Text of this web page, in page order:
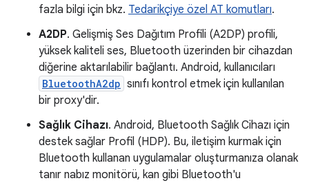
fazla bilgi için bkz. Tedarikçiye özel AT komutları.
A2DP. Gelişmiş Ses Dağıtım Profili (A2DP) profili,
yüksek kaliteli ses, Bluetooth üzerinden bir cihazdan
diğerine aktarılabilir bağlantı. Android, kullanıcıları
BluetoothA2dp sınıfı kontrol etmek için kullanılan
bir proxy'dir.
Sağlık Cihazı. Android, Bluetooth Sağlık Cihazı için
destek sağlar Profil (HDP). Bu, iletişim kurmak için
Bluetooth kullanan uygulamalar oluşturmanıza olanak
tanır nabız monitörü, kan gibi Bluetooth'u